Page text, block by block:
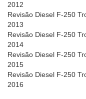
2012
Revisão Diesel F-250
2013
Revisão Diesel F-250
2014
Revisão Diesel F-250
2015
Revisão Diesel F-250
2016